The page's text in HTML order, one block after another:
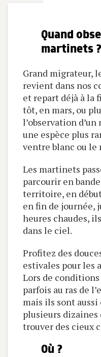
Quand
martinets ?
Grand migrateur,
revient dans nos
et repart déjà à la
tôt, en mars, ou
l’observation
une espèce plus
ventre blanc ou le
Les martinets
parcourir en
territoire, en
en fin de journée,
heures chaudes,
dans le ciel.
Profitez des
estivales pour les
Lors de
parfois au ras de
mais ils sont
plusieurs
trouver des cieux
Où ?